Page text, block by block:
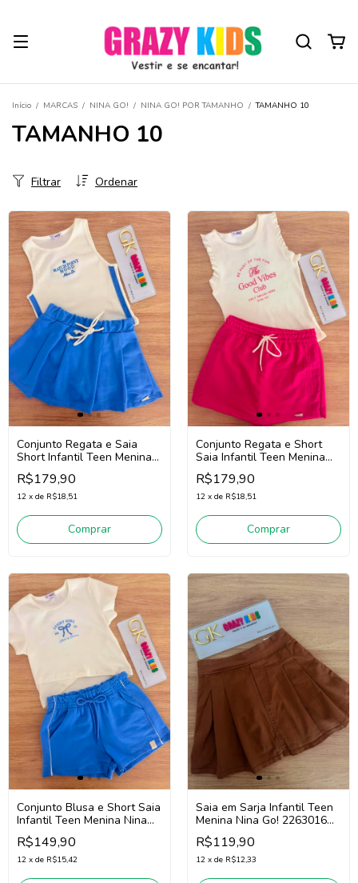
Início / MARCAS / NINA GO! / NINA GO! POR TAMANHO / TAMANHO 10
TAMANHO 10
Ordenar
Filtrar
Conjunto Regata e Saia
Short Infantil Teen Menina
Nina Go! 2263033 (Off
White/Azul)
R$179,90
12 x de R$18,51
Comprar
Conjunto Regata e Short
Saia Infantil Teen Menina
Nina Go! 2263032 (Off
White/Pink)
R$179,90
12 x de R$18,51
Comprar
Conjunto Blusa e Short Saia
Infantil Teen Menina Nina
Go! 2263047 (Off
White/Azul)
R$149,90
12 x de R$15,42
Saia em Sarja Infantil Teen
Menina Nina Go! 2263016
(Marrom)
R$119,90
12 x de R$12,33